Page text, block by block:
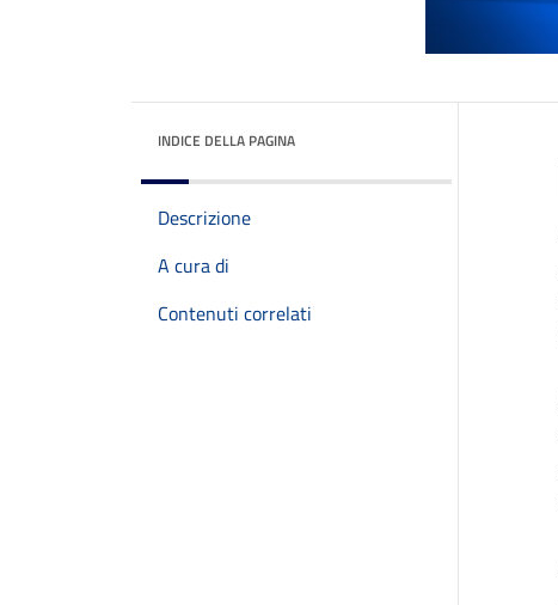
INDICE DELLA PAGINA
Descrizione
A cura di
Contenuti correlati